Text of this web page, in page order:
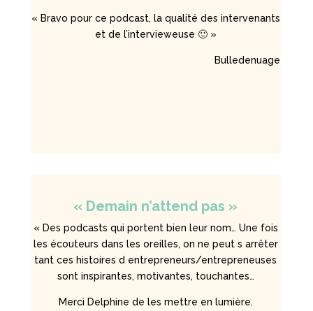
« Bravo pour ce podcast, la qualité des intervenants
et de l’intervieweuse 🙂 »
Bulledenuage
« Demain n’attend pas »
« Des podcasts qui portent bien leur nom… Une fois
les écouteurs dans les oreilles, on ne peut s arrêter
tant ces histoires d entrepreneurs/entrepreneuses
sont inspirantes, motivantes, touchantes…
Merci Delphine de les mettre en lumière.